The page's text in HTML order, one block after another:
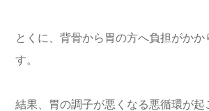
とくに、背骨から胃の方へ負担がかか
す。
結果、胃の調子が悪くなる悪循環が起